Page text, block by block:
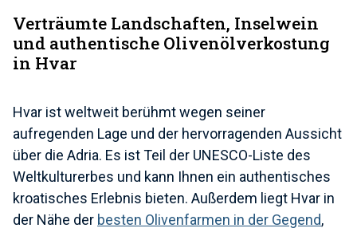
Verträumte Landschaften, Inselwein
und authentische Olivenölverkostung
in Hvar
Hvar ist weltweit berühmt wegen seiner
aufregenden Lage und der hervorragenden Aussicht
über die Adria. Es ist Teil der UNESCO-Liste des
Weltkulturerbes und kann Ihnen ein authentisches
kroatisches Erlebnis bieten. Außerdem liegt Hvar in
der Nähe der besten Olivenfarmen in der Gegend,